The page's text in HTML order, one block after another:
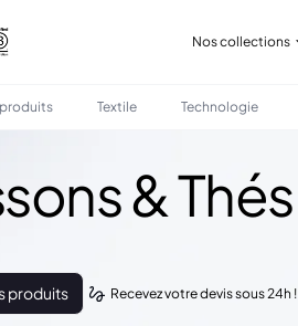
Nos collections
produits Textile Technologie
& Thés
produits
Recevez votre devis sous 24h !